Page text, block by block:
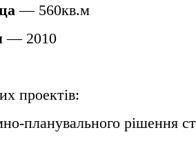
— 560кв.м
— 2010
проектів:
планувального рішення